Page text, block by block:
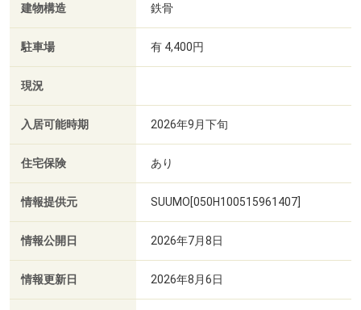
建物構造 鉄骨
駐車場 有 4,400円
現況
入居可能時期 2026年9月下旬
住宅保険 あり
情報提供元 SUUMO[050H100515961407]
情報公開日 2026年7月8日
情報更新日 2026年8月6日